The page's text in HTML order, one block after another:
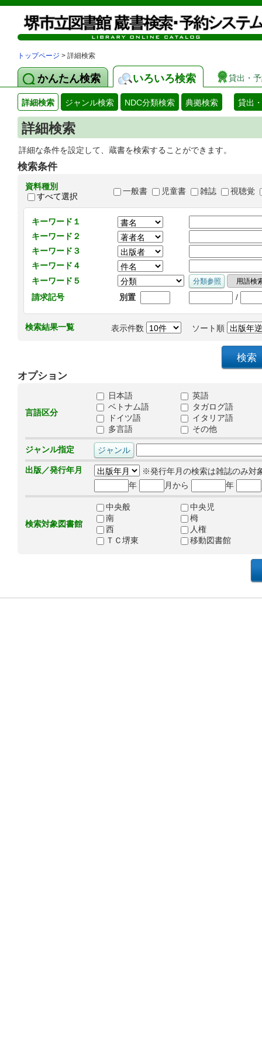
トップページ > 詳細検索
かんたん検索 いろいろ検索 貸出・
詳細検索 ジャンル検索 NDC分類検索 典拠検索 貸出
詳細検索
詳細な条件を設定して、蔵書を検索することができます。
検索条件
資料種別
すべて選択
一般書 児童書 雑誌 視聴覚
キーワード１
キーワード２
キーワード３
キーワード４
キーワード５
請求記号
別置 /
検索結果一覧 表示件数 ソート順
オプション
言語区分
日本語
英語
ベトナム語
タガログ語
ドイツ語
イタリア語
多言語
その他
ジャンル指定
出版／発行年月
※発行年月の検索は雑誌のみ対
年
月から 年
検索対象図書館
中央般
中央児
南
栂
西
人権
ＴＣ堺東
移動図書館